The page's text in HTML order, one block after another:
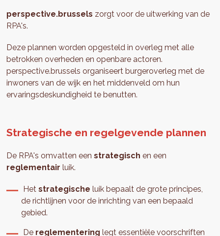
perspective.brussels zorgt voor de uitwerking van de
RPA's.
Deze plannen worden opgesteld in overleg met alle
betrokken overheden en openbare actoren.
perspective.brussels organiseert burgeroverleg met de
inwoners van de wijk en het middenveld om hun
ervaringsdeskundigheid te benutten.
Strategische en regelgevende plannen
De RPA's omvatten eenstrategischen een
reglementairluik.
Hetstrategische luik bepaalt de grote principes,
de richtlijnen voor de inrichting van een bepaald
gebied.
De reglementeringlegt essentiële voorschriften